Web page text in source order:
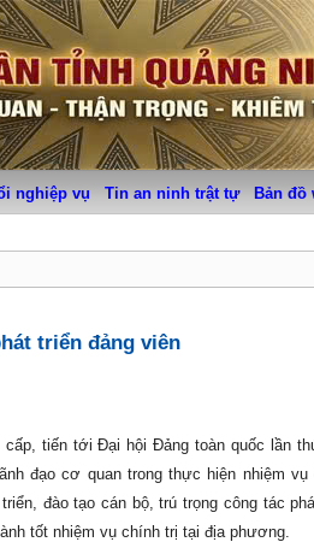
nghiệp vụ Tin an ninh trật tự Bản đồ
triển đảng viên
tiến tới Đại hội Đảng toàn quốc lần
đạo cơ quan trong thực hiện nhiệm vụ
đào tạo cán bộ, trú trọng công tác
tốt nhiệm vụ chính trị tại địa phương.